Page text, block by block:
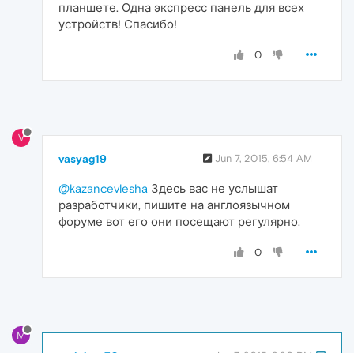
планшете. Одна экспресс панель для всех
устройств! Спасибо!
0
V
vasyag19 Jun 7, 2015, 6:54 AM
@kazancevlesha Здесь вас не услышат
разработчики, пишите на англоязычном
форуме вот его они посещают регулярно.
0
M